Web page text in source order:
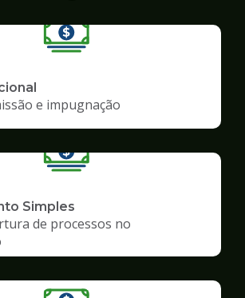
e impugnação
Simples
de processos no